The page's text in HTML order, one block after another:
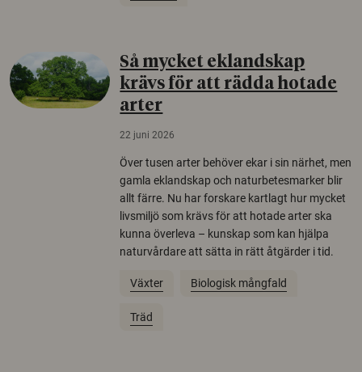
Så mycket eklandskap
krävs för att rädda hotade
arter
22 juni 2026
Över tusen arter behöver ekar i sin närhet, men
gamla eklandskap och naturbetesmarker blir
allt färre. Nu har forskare kartlagt hur mycket
livsmiljö som krävs för att hotade arter ska
kunna överleva – kunskap som kan hjälpa
naturvårdare att sätta in rätt åtgärder i tid.
Växter Biologisk mångfald
Träd